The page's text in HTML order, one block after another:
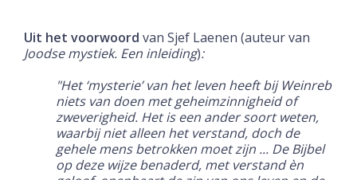
Uit het voorwoord van Sjef Laenen (auteur van
Joodse mystiek. Een inleiding):
"Het ‘mysterie’ van het leven heeft bij Weinreb
niets van doen met geheimzinnigheid of
zweverigheid. Het is een ander soort weten,
waarbij niet alleen het verstand, doch de
gehele mens betrokken moet zijn ... De Bijbel
op deze wijze benaderd, met verstand èn